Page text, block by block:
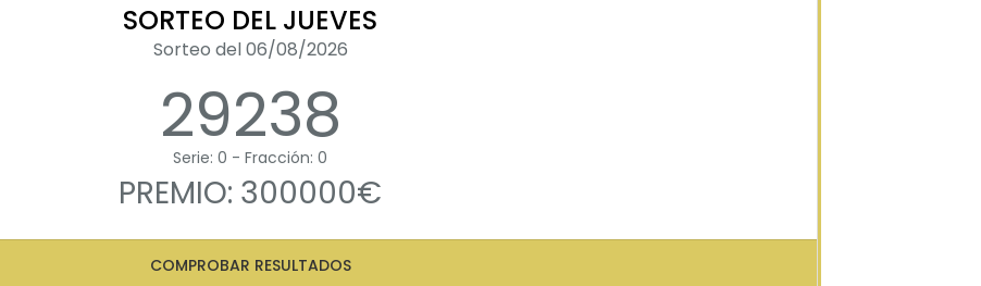
SORTEO DEL JUEVES
Sorteo del 06/08/2026
29238
Serie: 0 - Fracción: 0
PREMIO: 300000€
COMPROBAR RESULTADOS